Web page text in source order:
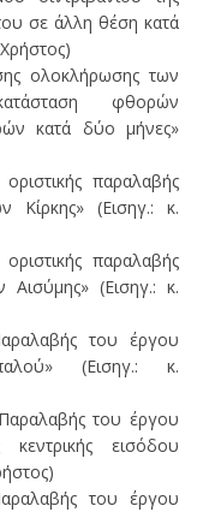
σε άλλη θέση κατά
ολοκλήρωσης των
φθορών
κατά δύο μήνες»
παραλαβής
Κίρκης» (Εισηγ.: κ.
παραλαβής
Αισύμης» (Εισηγ.: κ.
του έργου
(Εισηγ.: κ.
του έργου
κεντρικής εισόδου
του έργου